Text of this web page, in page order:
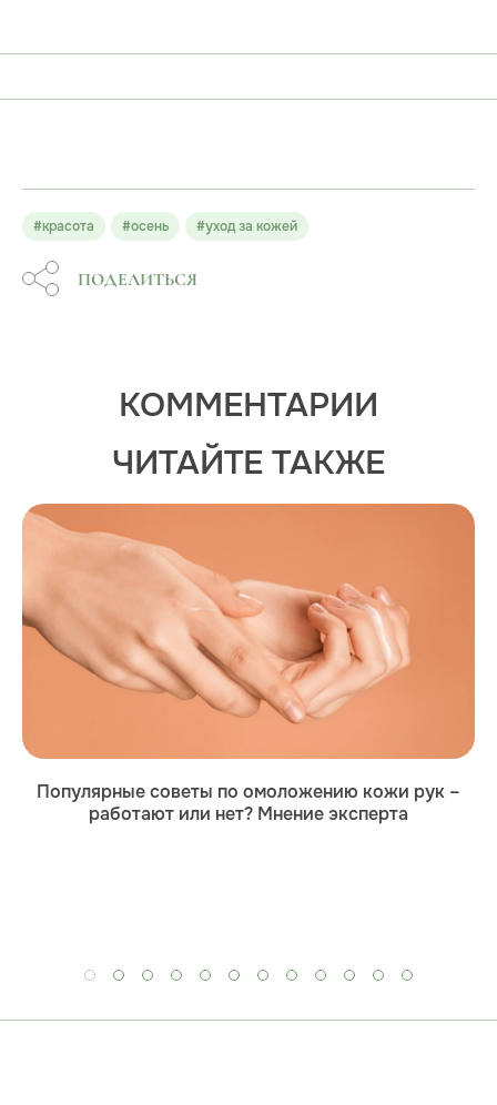
#красота #осень #уход за кожей
ПОДЕЛИТЬСЯ
КОММЕНТАРИИ
ЧИТАЙТЕ ТАКЖЕ
Популярные советы по омоложению кожи рук –
работают или нет? Мнение эксперта